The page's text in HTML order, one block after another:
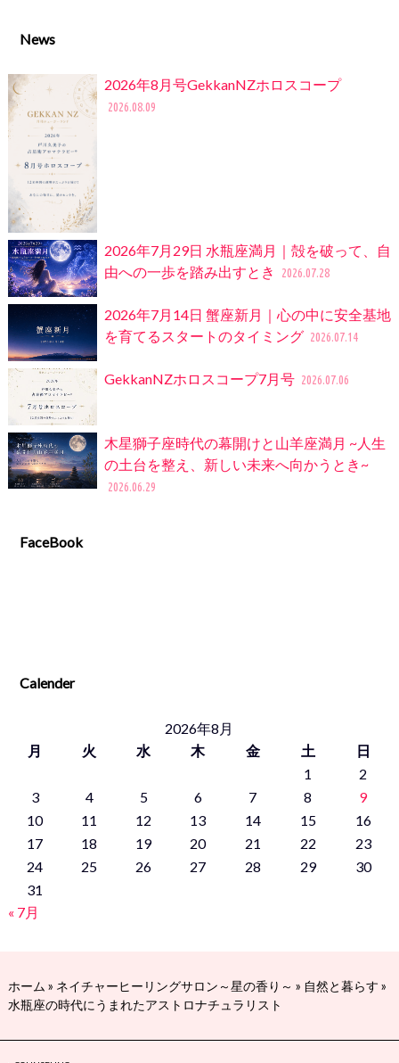
News
2026年8月号GekkanNZホロスコープ
2026.08.09
2026年7月29日 水瓶座満月｜殻を破って、自
由への一歩を踏み出すとき
2026.07.28
2026年7月14日 蟹座新月｜心の中に安全基地
を育てるスタートのタイミング 2026.07.14
GekkanNZホロスコープ7月号 2026.07.06
木星獅子座時代の幕開けと山羊座満月 ~人生
の土台を整え、新しい未来へ向かうとき~
2026.06.29
FaceBook
Calender
2026年8月
月
火 水 木 金 土
日
1
2
3
4 5 6 7 8
9
10
11 12 13 14 15
16
17
18 19 20 21 22
23
24
25 26 27 28 29
30
31
« 7月
ホーム » ネイチャーヒーリングサロン～星の香り～ » 自然と暮らす »
水瓶座の時代にうまれたアストロナチュラリスト